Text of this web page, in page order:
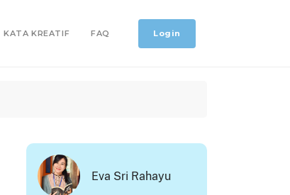
KATA KREATIF FAQ Login
Eva Sri Rahayu